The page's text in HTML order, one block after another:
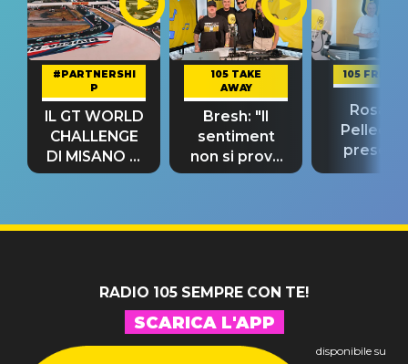
#PARTNERSHI
P
IL GT WORLD
CHALLENGE
DI MISANO si
riconferma
105 TAKE
AWAY
Bresh: "Il
sentiment
non si prova
fino alla notte
105
Rosario
“Così
RADIO 105 SEMPRE CON TE!
SCARICA L'APP
disponibile su